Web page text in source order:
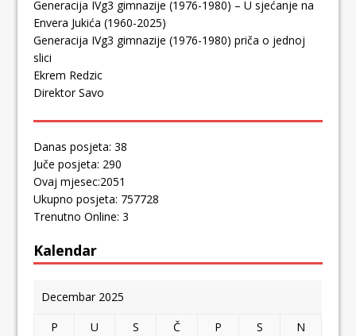
Generacija IVg3 gimnazije (1976-1980) – U sjećanje na
Envera Jukića (1960-2025)
Generacija IVg3 gimnazije (1976-1980) priča o jednoj
slici
Ekrem Redzic
Direktor Savo
Danas posjeta: 38
Juče posjeta: 290
Ovaj mjesec:2051
Ukupno posjeta: 757728
Trenutno Online: 3
Kalendar
Decembar 2025
P
U S Č P S N